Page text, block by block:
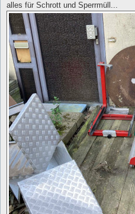
alles für Schrott und Sperrmüll...